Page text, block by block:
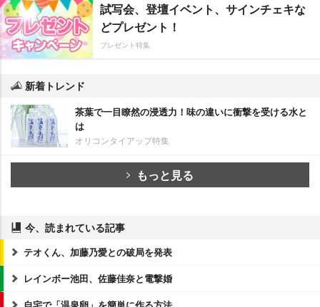
試写会、登壇イベント、サインチェキな
どプレゼント！
プレゼント特集
新着トレンド
茶葉で一目瞭然の浸透力！味の違いに衝撃を受ける水と
は
オリコンタイアップ特集
もっと見る
今、読まれている記事
テオくん、加藤乃愛との破局を発表
レインボー池田、佐藤佳奈と電撃婚